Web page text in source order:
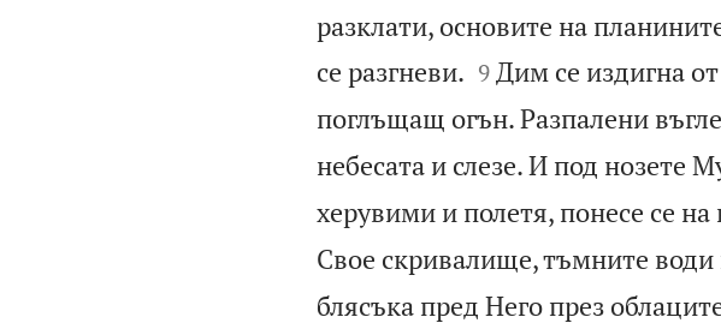
разклати, основите на
се разгневи.
9 Дим се издигна
поглъщащ огън. Разпалени
небесата и слезе. И под нозете
херувими и полетя, понесе се на
Свое скривалище, тъмните
блясъка пред Него през